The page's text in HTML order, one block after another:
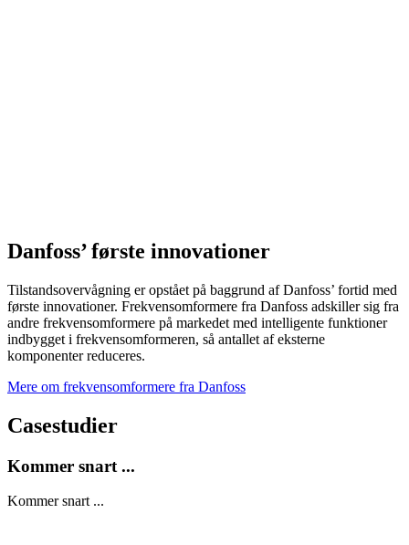
Danfoss’ første innovationer
Tilstandsovervågning er opstået på baggrund af Danfoss’ fortid med
første innovationer. Frekvensomformere fra Danfoss adskiller sig fra
andre frekvensomformere på markedet med intelligente funktioner
indbygget i frekvensomformeren, så antallet af eksterne
komponenter reduceres.
Mere om frekvensomformere fra Danfoss
Casestudier
Kommer snart ...
Kommer snart ...